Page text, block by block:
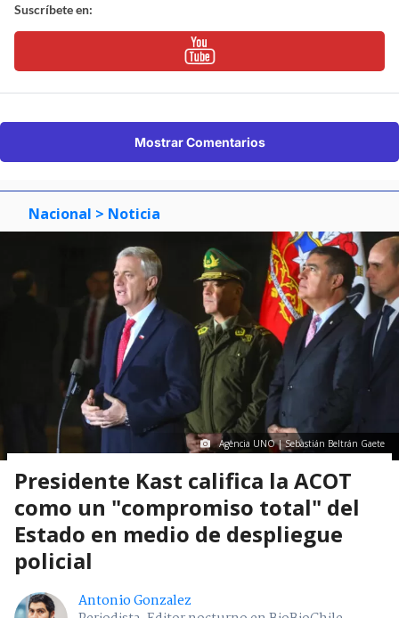
Suscríbete en:
Mostrar Comentarios
Nacional > Noticia
Agencia UNO | Sebastián Beltrán Gaete
Presidente Kast califica la ACOT
como un "compromiso total" del
Estado en medio de despliegue
policial
Antonio Gonzalez